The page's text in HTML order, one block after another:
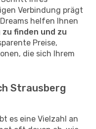
Verbindung prägt
helfen Ihnen
finden und zu
Preise,
die sich Ihrem
Strausberg
es eine Vielzahl an